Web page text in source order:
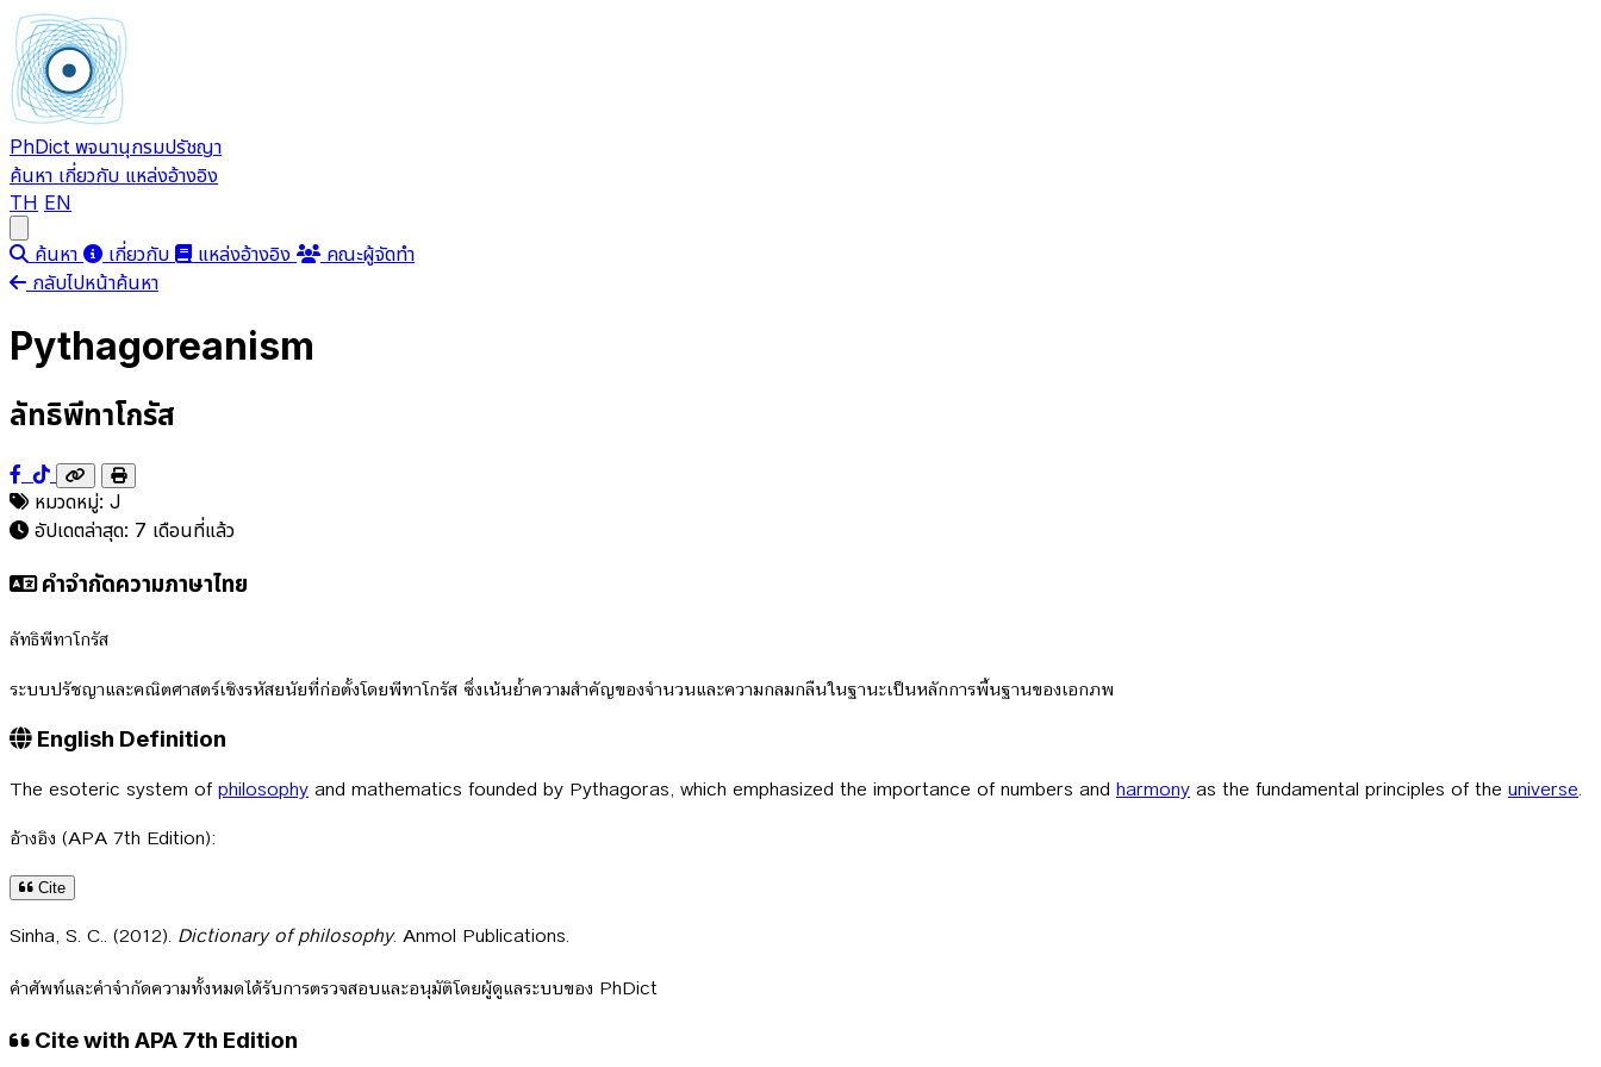
PhDict พจนานุกรมปรัชญา
ค้นหา เกี่ยวกับ แหล่งอ้างอิง
TH EN
ค้นหา เกี่ยวกับ แหล่งอ้างอิง
คณะผู้จัดทำ
กลับไปหน้าค้นหา
Pythagoreanism
ลัทธิพีทาโกรัส
หมวดหมู่: J
อัปเดตล่าสุด: 7 เดือนที่แล้ว
คำจำกัดความภาษาไทย
ลัทธิพีทาโกรัส
ระบบปรัชญาและคณิตศาสตร์เชิงรหัสยนัยที่ก่อตั้งโดยพีทาโกรัส ซึ่งเน้นย้ำความสำคัญของจำนวนและความกลมกลืนในฐานะเป็นหลักการพื้นฐานของเอกภพ
English Definition
The esoteric system ofphilosophy and mathematics founded by Pythagoras, which emphasized the importance of numbers and harmony as the fundamental principles of the universe.
อ้างอิง (APA 7th Edition):
Cite
Sinha, S. C.. (2012). Dictionary of philosophy. Anmol Publications.
คำศัพท์และคำจำกัดความทั้งหมดได้รับการตรวจสอบและอนุมัติโดยผู้ดูแลระบบของ PhDict
Cite with APA 7th Edition